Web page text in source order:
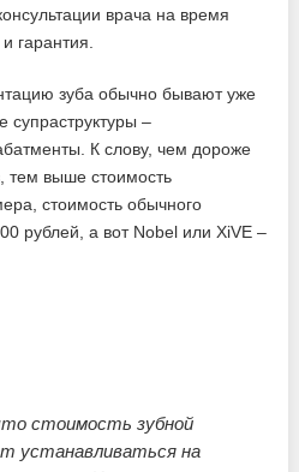
врача на время
гарантия.
зуба обычно бывают уже
супраструктуры –
К слову, чем дороже
тем выше стоимость
стоимость обычного
рублей, а вот Nobel или XiVE –
стоимость зубной
устанавливаться на